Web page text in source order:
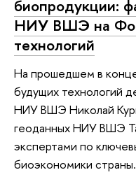
биопродукции:
НИУ ВШЭ на
технологий
На прошедшем в
будущих технологий
НИУ ВШЭ Николай
геоданных НИУ ВШЭ
экспертами по
биоэкономики страны.